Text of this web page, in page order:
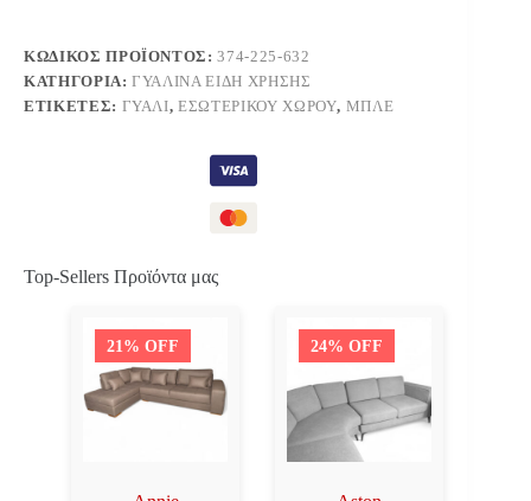
ΚΩΔΙΚΌΣ ΠΡΟΪΌΝΤΟΣ:374-225-632
ΚΑΤΗΓΟΡΊΑ:ΓΥΆΛΙΝΑ ΕΊΔΗ ΧΡΉΣΗΣ
ΕΤΙΚΈΤΕΣ: ΓΥΑΛΊ,ΕΣΩΤΕΡΙΚΟΎ ΧΏΡΟΥ, ΜΠΛΕ
Top-Sellers Προϊόντα μας
21% OFF 24% OFF